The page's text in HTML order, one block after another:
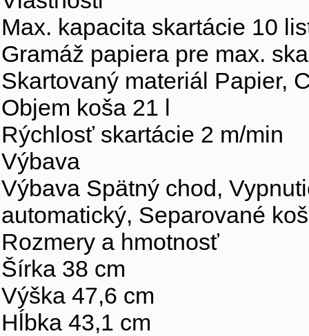
Max. kapacita skartácie 10
Gramáž papiera pre max.
Skartovaný materiál Papier,
Objem koša 21 l
Rýchlosť skartácie 2 m/min
Výbava
Výbava Spätný chod,
automatický, Separované
Rozmery a hmotnosť
Šírka 38 cm
Výška 47,6 cm
Hĺbka 43,1 cm